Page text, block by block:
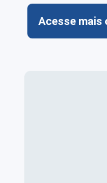
Acesse mais